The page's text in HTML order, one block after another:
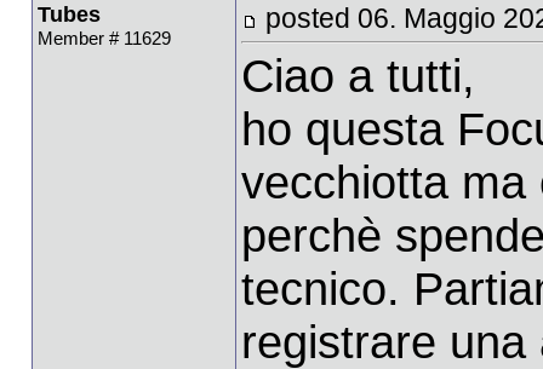
Tubes
Member # 11629
posted 06. Maggio
Ciao a tutti,
ho questa
vecchiotta ma
perchè
tecnico.
registrare